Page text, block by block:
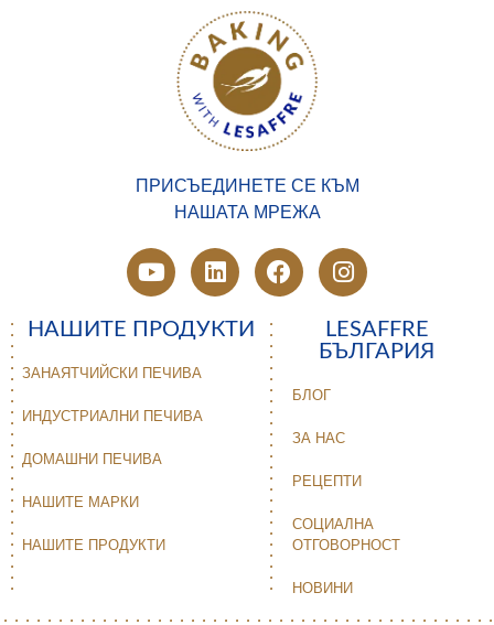
ПРИСЪЕДИНЕТЕ СЕ КЪМ
НАШАТА МРЕЖА
НАШИТЕ ПРОДУКТИ
ЗАНАЯТЧИЙСКИ ПЕЧИВА
ИНДУСТРИАЛНИ ПЕЧИВА
ДОМАШНИ ПЕЧИВА
НАШИТЕ МАРКИ
НАШИТЕ ПРОДУКТИ
LESAFFRE
БЪЛГАРИЯ
БЛОГ
ЗА НАС
РЕЦЕПТИ
СОЦИАЛНА
ОТГОВОРНОСТ
НОВИНИ